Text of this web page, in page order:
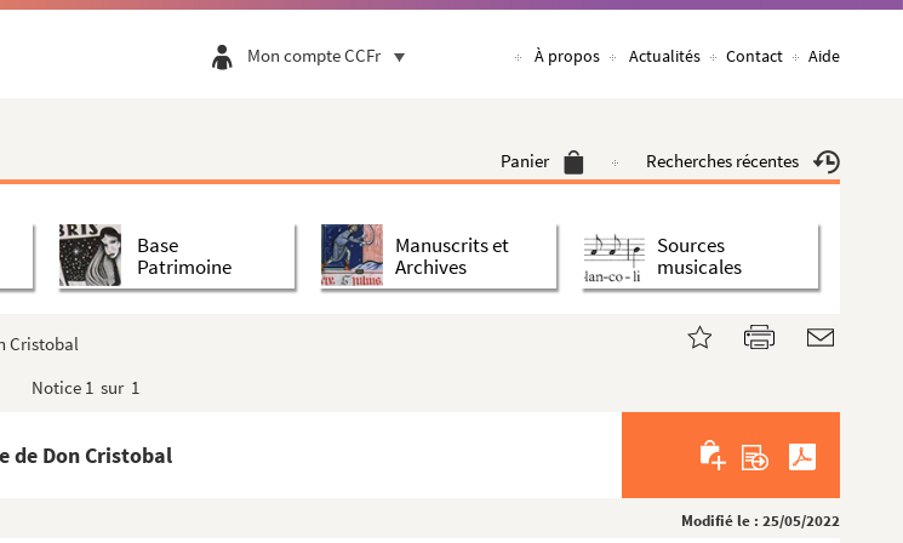
Mon compte CCFr À propos Actualités Contact Aide
Panier Recherches récentes
Base
Patrimoine
Manuscrits et
Archives
Sources
musicales
Cristobal
Notice 1 sur 1
de Don Cristobal
Modifié le : 25/05/2022